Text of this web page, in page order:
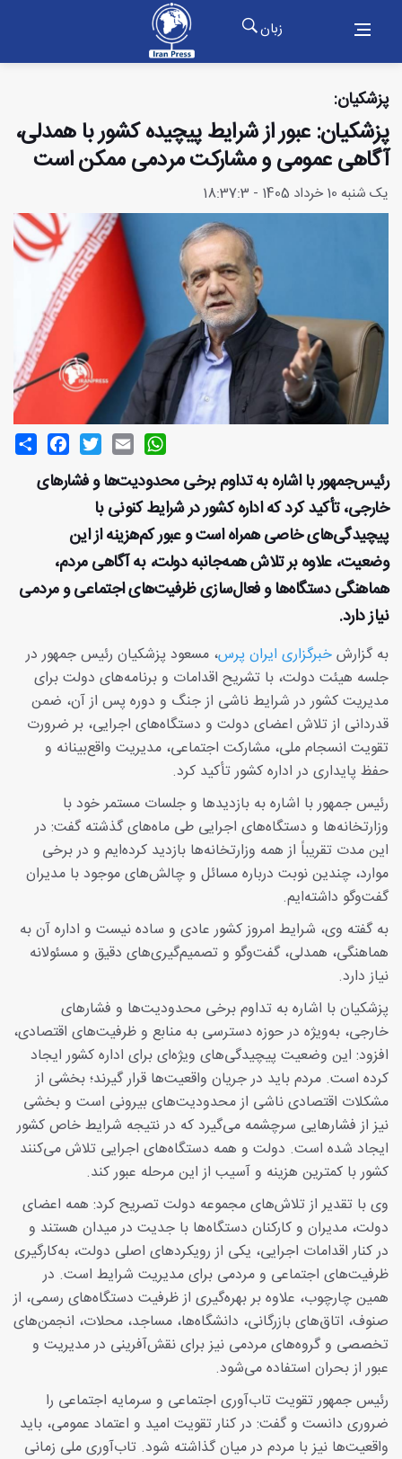
زبان
پزشکیان:
پزشکیان: عبور از شرایط پیچیده کشور با همدلی،
آگاهی عمومی و مشارکت مردمی ممکن است
یک شنبه 10 خرداد 1405 - 18:37:3
Share
FacebookTwitterEmail
WhatsApp
رئیس‌جمهور با اشاره به تداوم برخی محدودیت‌ها و فشارهای
خارجی، تأکید کرد که اداره کشور در شرایط کنونی با
پیچیدگی‌های خاصی همراه است و عبور کم‌هزینه از این
وضعیت، علاوه بر تلاش همه‌جانبه دولت، به آگاهی مردم،
هماهنگی دستگاه‌ها و فعال‌سازی ظرفیت‌های اجتماعی و مردمی
نیاز دارد.
به گزارشخبرگزاری ایران پرس، مسعود پزشکیان رئیس‌ جمهور در
جلسه هیئت دولت، با تشریح اقدامات و برنامه‌های دولت برای
مدیریت کشور در شرایط ناشی از جنگ و دوره پس از آن، ضمن
قدردانی از تلاش اعضای دولت و دستگاه‌های اجرایی، بر ضرورت
تقویت انسجام ملی، مشارکت اجتماعی، مدیریت واقع‌بینانه و
حفظ پایداری در اداره کشور تأکید کرد.
رئیس‌ جمهور با اشاره به بازدیدها و جلسات مستمر خود با
وزارتخانه‌ها و دستگاه‌های اجرایی طی ماه‌های گذشته گفت: در
این مدت تقریباً از همه وزارتخانه‌ها بازدید کرده‌ایم و در برخی
موارد، چندین نوبت درباره مسائل و چالش‌های موجود با مدیران
گفت‌وگو داشته‌ایم.
به گفته وی، شرایط امروز کشور عادی و ساده نیست و اداره آن به
هماهنگی، همدلی، گفت‌وگو و تصمیم‌گیری‌های دقیق و مسئولانه
نیاز دارد.
پزشکیان با اشاره به تداوم برخی محدودیت‌ها و فشارهای
خارجی، به‌ویژه در حوزه دسترسی به منابع و ظرفیت‌های اقتصادی،
افزود: این وضعیت پیچیدگی‌های ویژه‌ای برای اداره کشور ایجاد
کرده است. مردم باید در جریان واقعیت‌ها قرار گیرند؛ بخشی از
مشکلات اقتصادی ناشی از محدودیت‌های بیرونی است و بخشی
نیز از فشارهایی سرچشمه می‌گیرد که در نتیجه شرایط خاص کشور
ایجاد شده است. دولت و همه دستگاه‌های اجرایی تلاش می‌کنند
کشور با کمترین هزینه و آسیب از این مرحله عبور کند.
وی با تقدیر از تلاش‌های مجموعه دولت تصریح کرد: همه اعضای
دولت، مدیران و کارکنان دستگاه‌ها با جدیت در میدان هستند و
در کنار اقدامات اجرایی، یکی از رویکردهای اصلی دولت، به‌کارگیری
ظرفیت‌های اجتماعی و مردمی برای مدیریت شرایط است. در
همین چارچوب، علاوه بر بهره‌گیری از ظرفیت دستگاه‌های رسمی، از
صنوف، اتاق‌های بازرگانی، دانشگاه‌ها، مساجد، محلات، انجمن‌های
تخصصی و گروه‌های مردمی نیز برای نقش‌آفرینی در مدیریت و
عبور از بحران استفاده می‌شود.
رئیس‌ جمهور تقویت تاب‌آوری اجتماعی و سرمایه اجتماعی را
ضروری دانست و گفت: در کنار تقویت امید و اعتماد عمومی، باید
واقعیت‌ها نیز با مردم در میان گذاشته شود. تاب‌آوری ملی زمانی